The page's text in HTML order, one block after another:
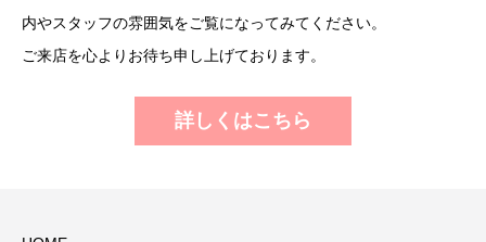
内やスタッフの雰囲気をご覧になってみてください。
ご来店を心よりお待ち申し上げております。
詳しくはこちら